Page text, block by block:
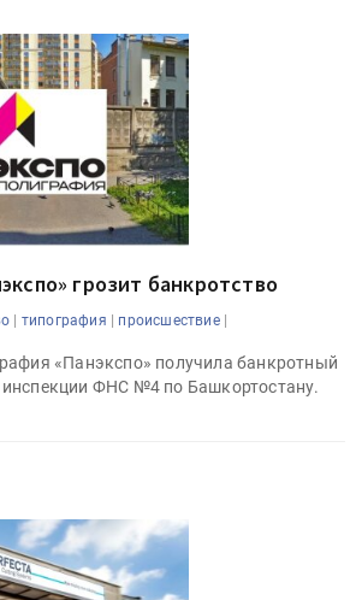
грозит банкротство
| типография | происшествие|
«Панэкспо» получила банкротный
ФНС №4 по Башкортостану.